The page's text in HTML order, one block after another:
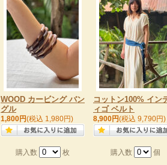
WOOD カービング バン
グル
1,800円(税込 1,980円)
購入数 枚
コットン100% イン
ィゴ ベルト
8,900円(税込 9,790円)
購入数 個